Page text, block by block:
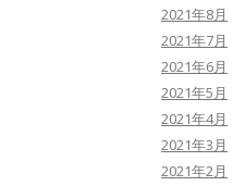
2021年8月
2021年7月
2021年6月
2021年5月
2021年4月
2021年3月
2021年2月